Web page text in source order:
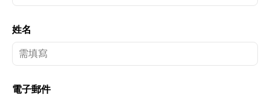
姓名
電子郵件